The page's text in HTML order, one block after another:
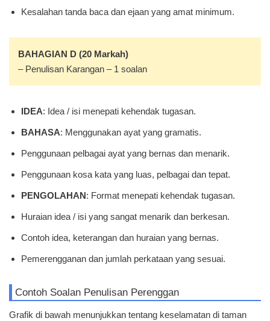
Kesalahan tanda baca dan ejaan yang amat minimum.
BAHAGIAN D (20 Markah)
– Penulisan Karangan – 1 soalan
IDEA: Idea / isi menepati kehendak tugasan.
BAHASA: Menggunakan ayat yang gramatis.
Penggunaan pelbagai ayat yang bernas dan menarik.
Penggunaan kosa kata yang luas, pelbagai dan tepat.
PENGOLAHAN: Format menepati kehendak tugasan.
Huraian idea / isi yang sangat menarik dan berkesan.
Contoh idea, keterangan dan huraian yang bernas.
Pemerengganan dan jumlah perkataan yang sesuai.
Contoh Soalan Penulisan Perenggan
Grafik di bawah menunjukkan tentang keselamatan di taman